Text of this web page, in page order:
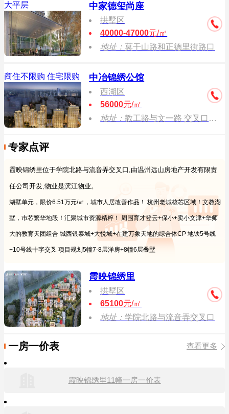
大平层 中家德玺尚座
拱墅区
40000-47000元/㎡
地址：莫干山路和正德里街路口
商住不限购 住宅限购 中冶锦绣公馆
西湖区
56000元/㎡
地址：教工路与文一路 交叉口往北约50米处
专家点评
霞映锦绣里位于学院北路与流音弄交叉口,由温州远山房地产开发有限责
任公司开发,物业是滨江物业。
湖墅单元，限价6.51万元/㎡，城市人居改善作品！ 杭州老城核芯区域！文教湖
墅，市芯繁华地段！汇聚城市资源精粹！ 周围育才登云+保小+卖小文津+华师
大的教育天团组合 城西银泰城+大悦城+在建万象天地的综合体CP 地铁5号线
+10号线十字交叉 项目规划5幢7-8层洋房+8幢6层叠墅
霞映锦绣里
拱墅区
65100元/㎡
地址：学院北路与流音弄交叉口
一房一价表 查看更多
霞映锦绣里11幢一房一价表